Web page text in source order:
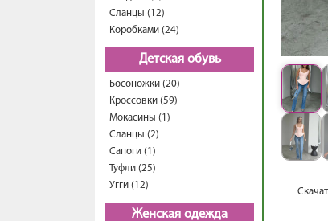
Сланцы (12)
Коробками (24)
Детская обувь
Босоножки (20)
Кроссовки (59)
Мокасины (1)
Сланцы (2)
Сапоги (1)
Туфли (25)
Угги (12)
Женская одежда